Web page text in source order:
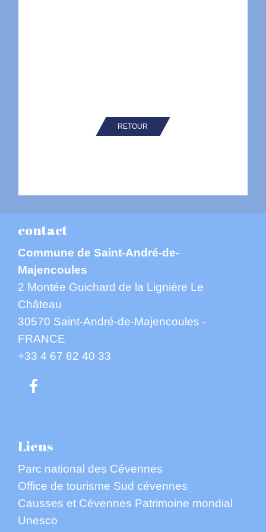
RETOUR
contact
Commune de Saint-André-de-
Majencoules
2 Montée Guichard de la Lignière Le
Château
30570 Saint-André-de-Majencoules -
FRANCE
+33 4 67 82 40 33
Liens
Parc national des Cévennes
Office de tourisme Sud cévennes
Causses et Cévennes Patrimoine mondial
Unesco